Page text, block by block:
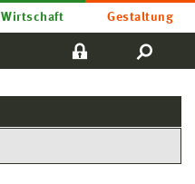
Wirtschaft Gestaltung